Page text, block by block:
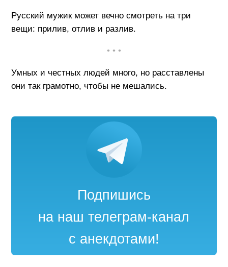
Русский мужик может вечно смотреть на три
вещи: прилив, отлив и разлив.
• • •
Умных и честных людей много, но расставлены
они так грамотно, чтобы не мешались.
Подпишись
на наш телеграм-канал
с анекдотами!